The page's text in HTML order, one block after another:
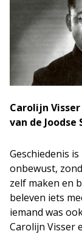
Carolijn
van de
Geschiedenis
onbewust,
zelf maken en
beleven iets
iemand was
Carolijn Visser